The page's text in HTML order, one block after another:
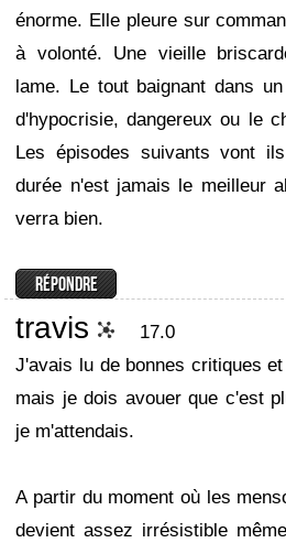
énorme. Elle pleure sur
à volonté. Une vieille
lame. Le tout baignant dans
d'hypocrisie, dangereux ou le
Les épisodes suivants vont
durée n'est jamais le meilleur
verra bien.
travis
17.0
J'avais lu de bonnes critiques
mais je dois avouer que c'est
je m'attendais.
A partir du moment où les
devient assez irrésistible